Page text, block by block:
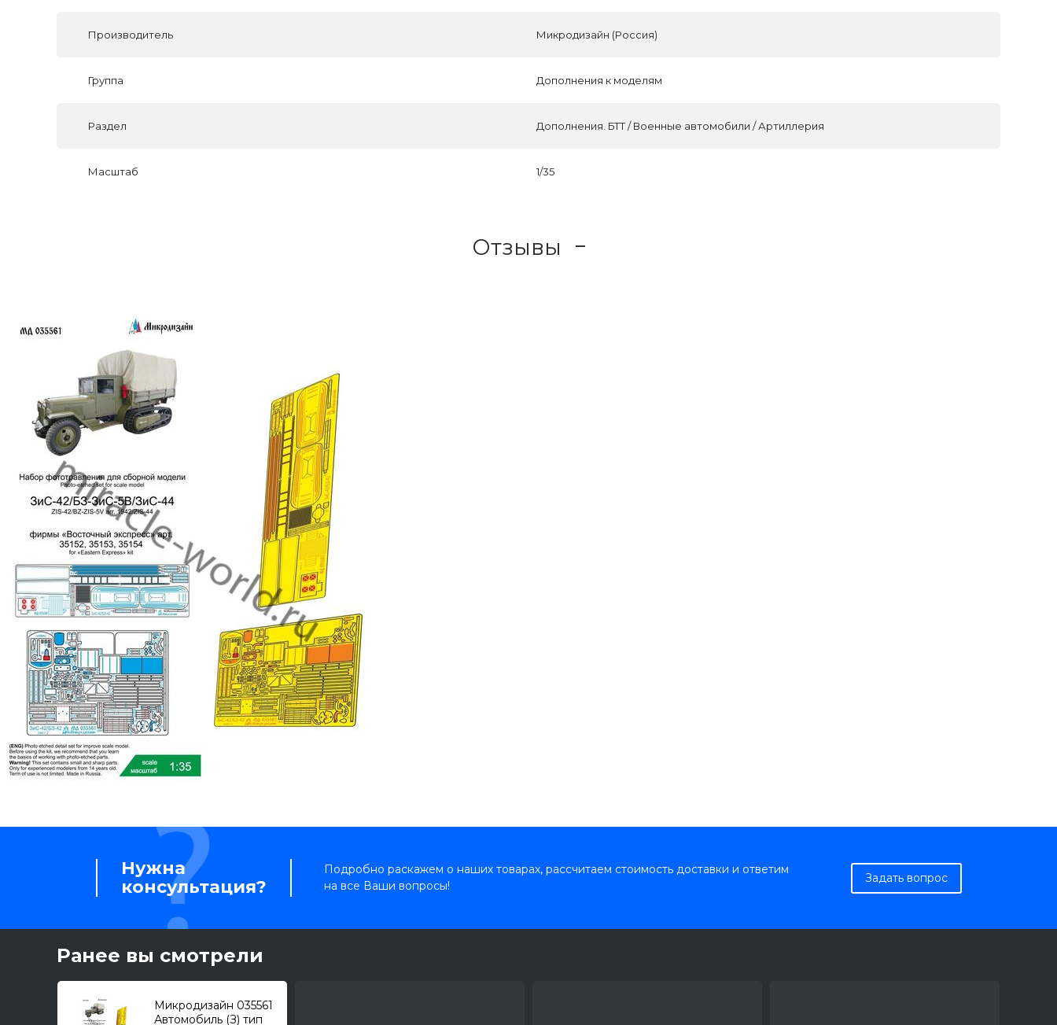
Производитель Микродизайн (Россия)
Группа Дополнения к моделям
Раздел Дополнения. БТТ / Военные автомобили / Артиллерия
Масштаб 1/35
Отзывы
Нужна
консультация?
Подробно раскажем о наших товарах, рассчитаем стоимость доставки и ответим
на все Ваши вопросы!
Задать вопрос
Ранее вы смотрели
Микродизайн 035561
Автомобиль (З) тип